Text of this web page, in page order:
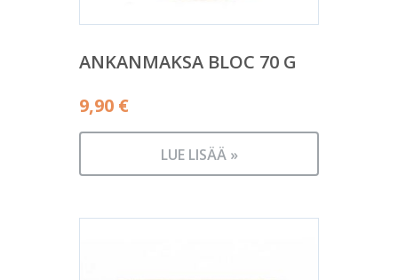
ANKANMAKSA BLOC 70 G
9,90 €
LUE LISÄÄ »